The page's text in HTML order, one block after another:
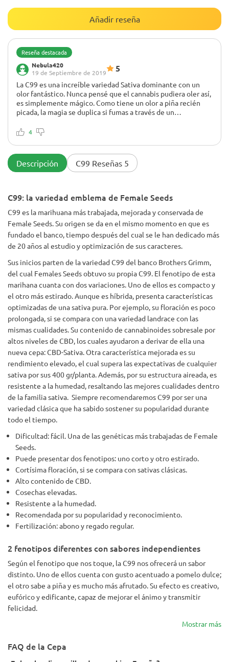
Añadir reseña
Reseña destacada
Nebula420
19 de Septiembre de 2019
5
La C99 es una increíble variedad Sativa dominante con un
olor fantástico. Nunca pensé que el cannabis pudiera oler así,
es simplemente mágico. Como tiene un olor a piña recién
picada, la magia se duplica si fumas a través de un
C99? Es realmente un grial dorado, puedes fumar C99 al
sativa medicinal, ¡ya que contiene suficiente CBD!
¡Cepa brillante! ¡Recomiendo encarecidamente cultivar esta
4
Descripción C99 Reseñas 5
C99: la variedad emblema de Female Seeds
C99 es la marihuana más trabajada, mejorada y conservada de
Female Seeds. Su origen se da en el mismo momento en que es
fundado el banco, tiempo después del cual se le han dedicado más
de 20 años al estudio y optimización de sus caracteres.
Sus inicios parten de la variedad C99 del banco Brothers Grimm,
del cual Females Seeds obtuvo su propia C99. El fenotipo de esta
marihana cuanta con dos variaciones. Uno de ellos es compacto y
el otro más estirado. Aunque es híbrida, presenta características
optimizadas de una sativa pura. Por ejemplo, su floración es poco
prolongada, si se compara con una variedad landrace con las
mismas cualidades. Su contenido de cannabinoides sobresale por
altos niveles de CBD, los cuales ayudaron a derivar de ella una
nueva cepa: CBD-Sativa. Otra característica mejorada es su
rendimiento elevado, el cual supera las expectativas de cualquier
sativa por sus 400 gr/planta. Además, por su estructura aireada, es
resistente a la humedad, resaltando las mejores cualidades dentro
de la familia sativa. Siempre recomendaremos C99 por ser una
variedad clásica que ha sabido sostener su popularidad durante
todo el tiempo.
Dificultad: fácil. Una de las genéticas más trabajadas de Female
Seeds.
Puede presentar dos fenotipos: uno corto y otro estirado.
Cortísima floración, si se compara con sativas clásicas.
Alto contenido de CBD.
Cosechas elevadas.
Resistente a la humedad.
Recomendada por su popularidad y reconocimiento.
Fertilización: abono y regado regular.
2 fenotipos diferentes con sabores independientes
Según el fenotipo que nos toque, la C99 nos ofrecerá un sabor
distinto. Uno de ellos cuenta con gusto acentuado a pomelo dulce;
el otro sabe a piña y es mucho más afrutado. Su efecto es creativo,
eufórico y edificante, capaz de mejorar el ánimo y transmitir
felicidad.
Mostrar más
FAQ de la Cepa